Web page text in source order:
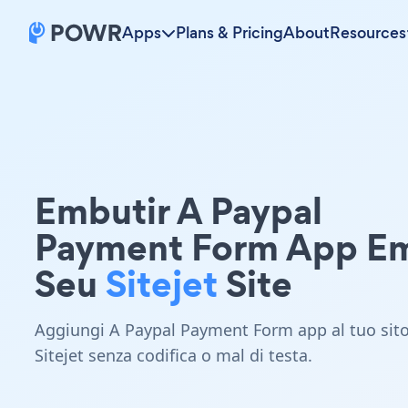
Apps Plans & PricingAboutResources
Embutir A Paypal
Payment Form App
Seu SitejetSite
Aggiungi A Paypal Payment Form app al tuo
Sitejet senza codifica o mal di testa.